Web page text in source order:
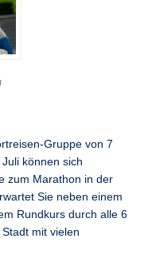
Gruppe von 7
können sich
zum Marathon in der
Sie neben einem
Rundkurs durch alle 6
mit vielen